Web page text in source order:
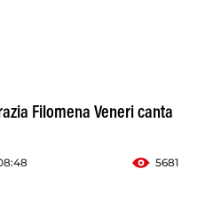
Filomena Veneri canta
5681